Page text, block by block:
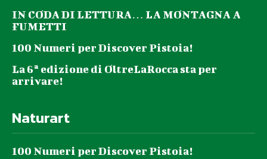
IN CODA DI LETTURA… LA MONTAGNA A
FUMETTI
100 Numeri per Discover Pistoia!
La 6ª edizione di OltreLaRocca sta per
arrivare!
Naturart
100 Numeri per Discover Pistoia!